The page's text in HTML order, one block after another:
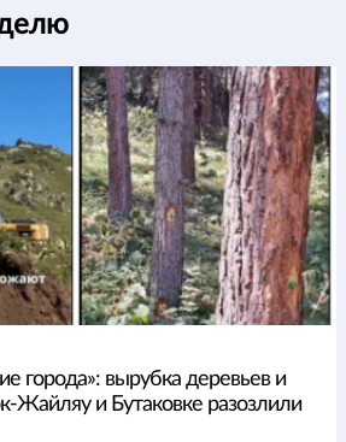
города»: вырубка деревьев и
Жайляу и Бутаковке разозлили